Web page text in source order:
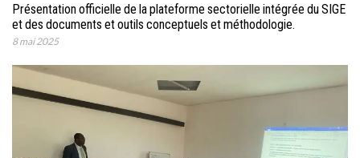
Présentation officielle de la plateforme sectorielle intégrée du SIGE
et des documents et outils conceptuels et méthodologie.
8 mai 2025